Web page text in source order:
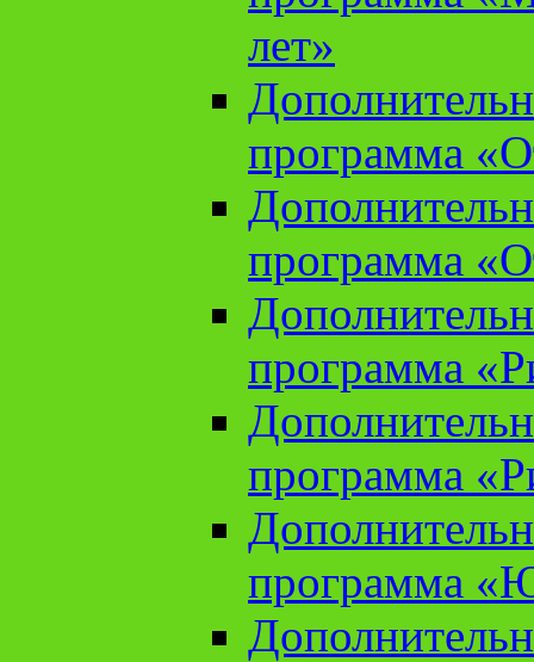
лет»
программа
программа
программа
программа
программа